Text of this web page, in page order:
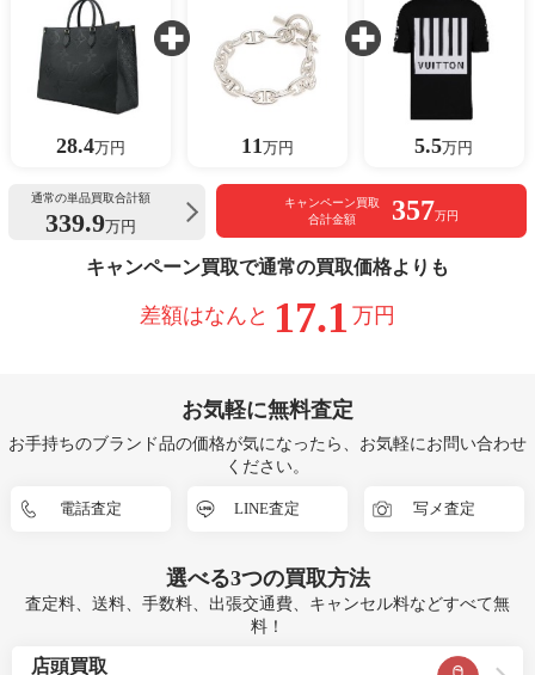
28.4万円 11 万円 5.5万円
通常の単品買取合計額
339.9万円
キャンペーン買取
合計金額
357万円
キャンペーン買取で通常の買取価格よりも
差額はなんと 17.1 万円
お気軽に無料査定
お手持ちのブランド品の価格が気になったら、お気軽にお問い合わせ
ください。
電話査定 LINE査定 写メ査定
選べる3つの買取方法
査定料、送料、手数料、出張交通費、キャンセル料などすべて無
料！
店頭買取